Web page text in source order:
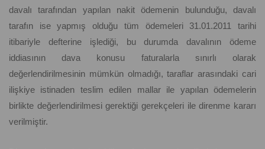
davalı tarafından yapılan nakit ödemenin bulunduğu, davalı
tarafın ise yapmış olduğu tüm ödemeleri 31.01.2011 tarihi
itibariyle defterine işlediği, bu durumda davalının ödeme
iddiasının dava konusu faturalarla sınırlı olarak
değerlendirilmesinin mümkün olmadığı, taraflar arasındaki cari
ilişkiye istinaden teslim edilen mallar ile yapılan ödemelerin
birlikte değerlendirilmesi gerektiği gerekçeleri ile direnme kararı
verilmiştir.